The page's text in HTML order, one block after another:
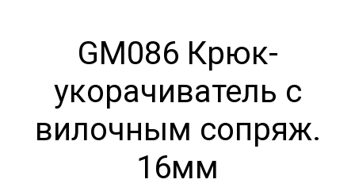
GM086 Крюк-
укорачиватель с
вилочным сопряж.
16мм